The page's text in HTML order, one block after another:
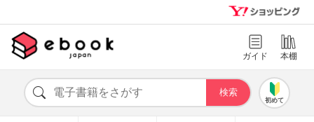
ガイド 本棚
初めて